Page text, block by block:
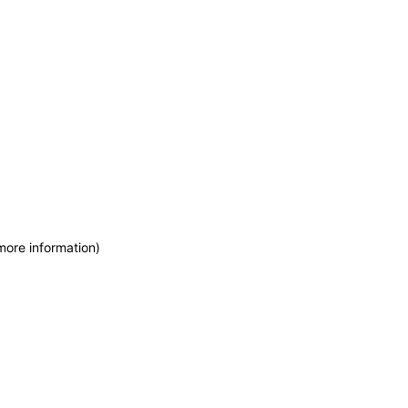
information)